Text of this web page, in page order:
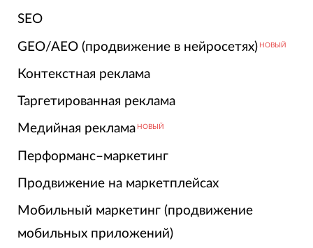
SEO
GEO/AEO (продвижение в нейросетях) НОВЫЙ
Контекстная реклама
Таргетированная реклама
Медийная реклама НОВЫЙ
Перформанс–маркетинг
Продвижение на маркетплейсах
Мобильный маркетинг (продвижение
мобильных приложений)